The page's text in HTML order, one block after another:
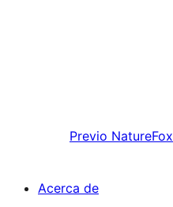
Previo NatureFox
Acerca de